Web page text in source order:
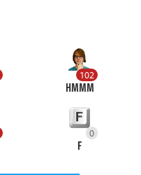
102
HMMM
0
F